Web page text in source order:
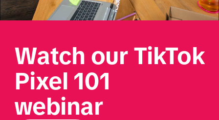
Watch our TikTok
Pixel 101
webinar